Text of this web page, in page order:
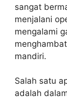
sangat
menjalani
mengalami
mandiri.
Salah satu
adalah